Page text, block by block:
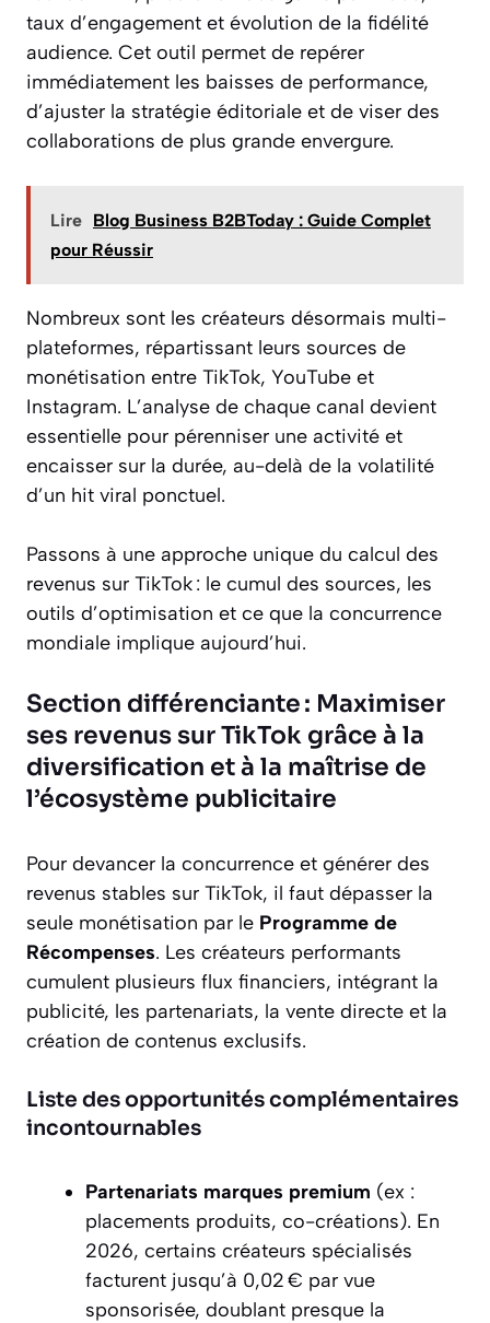
taux d’engagement et évolution de la fidélité
audience. Cet outil permet de repérer
immédiatement les baisses de performance,
d’ajuster la stratégie éditoriale et de viser des
collaborations de plus grande envergure.
Lire Blog Business B2BToday : Guide Complet
pour Réussir
Nombreux sont les créateurs désormais multi-
plateformes, répartissant leurs sources de
monétisation entre TikTok, YouTube et
Instagram. L’analyse de chaque canal devient
essentielle pour pérenniser une activité et
encaisser sur la durée, au-delà de la volatilité
d’un hit viral ponctuel.
Passons à une approche unique du calcul des
revenus sur TikTok : le cumul des sources, les
outils d’optimisation et ce que la concurrence
mondiale implique aujourd’hui.
Section différenciante : Maximiser
ses revenus sur TikTok grâce à la
diversification et à la maîtrise de
l’écosystème publicitaire
Pour devancer la concurrence et générer des
revenus stables sur TikTok, il faut dépasser la
seule monétisation par le Programme de
Récompenses. Les créateurs performants
cumulent plusieurs flux financiers, intégrant la
publicité, les partenariats, la vente directe et la
création de contenus exclusifs.
Liste des opportunités complémentaires
incontournables
Partenariats marques premium (ex :
placements produits, co-créations). En
2026, certains créateurs spécialisés
facturent jusqu’à 0,02 € par vue
sponsorisée, doublant presque la